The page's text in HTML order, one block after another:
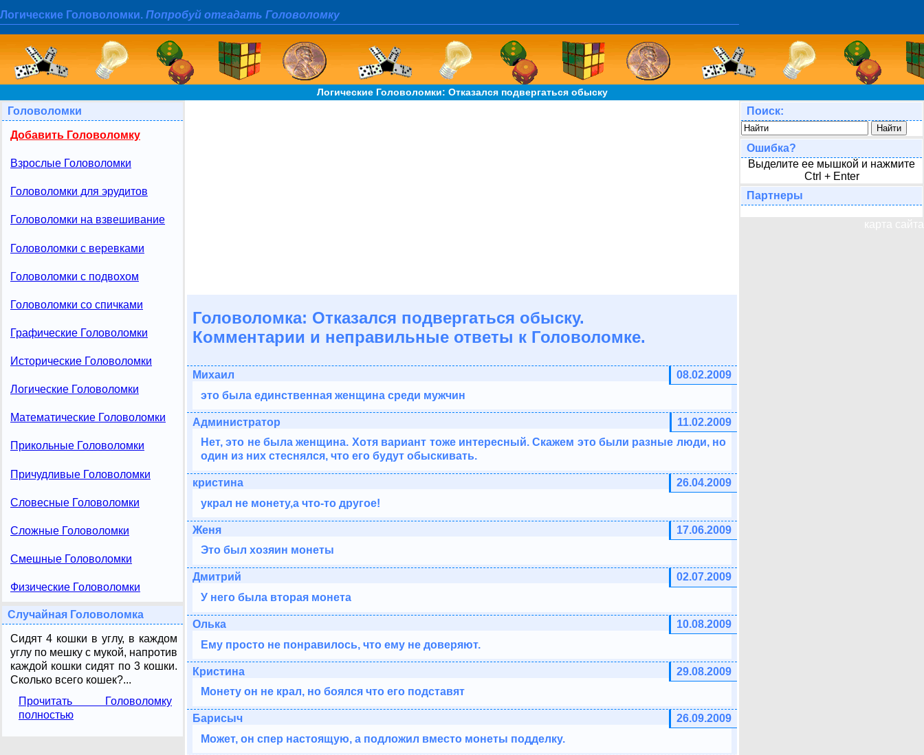
Логические Головоломки. Попробуй отгадать Головоломку
Логические Головоломки: Отказался подвергаться обыску
Головоломки
Добавить Головоломку
Взрослые Головоломки
Головоломки для эрудитов
Головоломки на взвешивание
Головоломки с веревками
Головоломки с подвохом
Головоломки со спичками
Графические Головоломки
Исторические Головоломки
Логические Головоломки
Математические Головоломки
Прикольные Головоломки
Причудливые Головоломки
Словесные Головоломки
Сложные Головоломки
Смешные Головоломки
Физические Головоломки
Случайная Головоломка
Сидят 4 кошки в углу, в каждом
углу по мешку с мукой, напротив
каждой кошки сидят по 3 кошки.
Сколько всего кошек?...
Прочитать Головоломку
полностью
Головоломка: Отказался подвергаться обыску.
Комментарии и неправильные ответы к Головоломке.
08.02.2009
Михаил
это была единственная женщина среди мужчин
11.02.2009
Администратор
Нет, это не была женщина. Хотя вариант тоже интересный. Скажем это были разные люди, но
один из них стеснялся, что его будут обыскивать.
26.04.2009
кристина
украл не монету,а что-то другое!
17.06.2009
Женя
Это был хозяин монеты
02.07.2009
Дмитрий
У него была вторая монета
10.08.2009
Олька
Ему просто не понравилось, что ему не доверяют.
29.08.2009
Кристина
Монету он не крал, но боялся что его подставят
26.09.2009
Барисыч
Может, он спер настоящую, а подложил вместо монеты подделку.
Поиск:
Ошибка?
Выделите ее мышкой и нажмите
Ctrl + Enter
Партнеры